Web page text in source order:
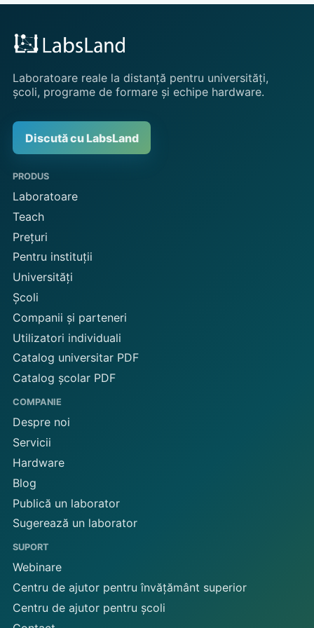
Laboratoare reale la distanță pentru universități,
școli, programe de formare și echipe hardware.
Discută cu LabsLand
PRODUS
Laboratoare
Teach
Prețuri
Pentru instituții
Universități
Școli
Companii și parteneri
Utilizatori individuali
Catalog universitar PDF
Catalog școlar PDF
COMPANIE
Despre noi
Servicii
Hardware
Blog
Publică un laborator
Sugerează un laborator
SUPORT
Webinare
Centru de ajutor pentru învățământ superior
Centru de ajutor pentru școli